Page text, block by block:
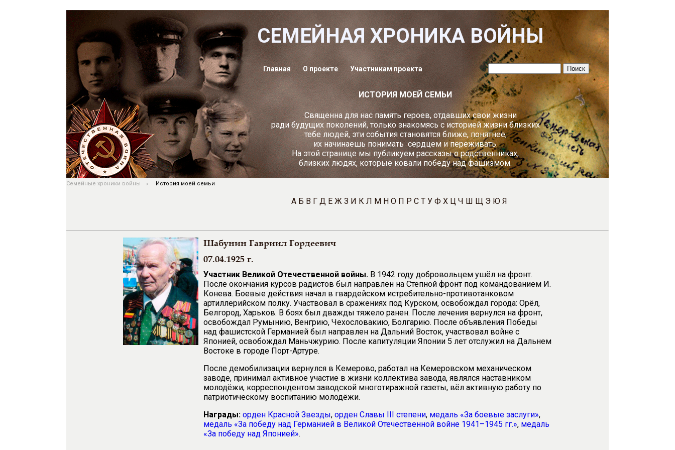
СЕМЕЙНАЯ ХРОНИКА ВОЙНЫ
Главная О проекте Участникам проекта
ИСТОРИЯ МОЕЙ СЕМЬИ
Священна для нас память героев, отдавших свои жизни
ради будущих поколений, только знакомясь с историей жизни близких
тебе людей, эти события становятся ближе, понятнее,
их начинаешь понимать сердцем и переживать.
На этой странице мы публикуем рассказы о родственниках,
близких людях, которые ковали победу над фашизмом.
Семейные хроники войны История моей семьи
А Б В Г Д Е Ж З И К Л М Н О П Р С Т У Ф Х Ц Ч Ш Щ Э Ю Я
Шабунин Гавриил Гордеевич
07.04.1925 г.
Участник Великой Отечественной войны. В 1942 году добровольцем ушёл на фронт.
После окончания курсов радистов был направлен на Степной фронт под командованием И.
Конева. Боевые действия начал в гвардейском истребительно-противотанковом
артиллерийском полку. Участвовал в сражениях под Курском, освобождал города: Орёл,
Белгород, Харьков. В боях был дважды тяжело ранен. После лечения вернулся на фронт,
освобождал Румынию, Венгрию, Чехословакию, Болгарию. После объявления Победы
над фашистской Германией был направлен на Дальний Восток, участвовал войне с
Японией, освобождал Маньчжурию. После капитуляции Японии 5 лет отслужил на Дальнем
Востоке в городе Порт-Артуре.
После демобилизации вернулся в Кемерово, работал на Кемеровском механическом
заводе, принимал активное участие в жизни коллектива завода, являлся наставником
молодёжи, корреспондентом заводской многотиражной газеты, вёл активную работу по
патриотическому воспитанию молодёжи.
Награды: орден Красной Звезды, орден Славы III степени, медаль «За боевые заслуги»,
медаль «За победу над Германией в Великой Отечественной войне 1941–1945 гг.», медаль
«За победу над Японией».